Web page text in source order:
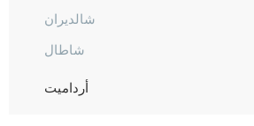
شالديران
شاطال
أرداميت